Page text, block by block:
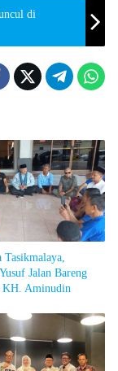
di
Tasikmalaya,
Jalan Bareng
KH. Aminudin